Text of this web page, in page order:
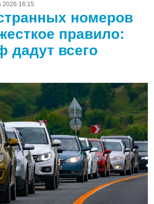
2026 16:15
номеров
правило:
дадут всего